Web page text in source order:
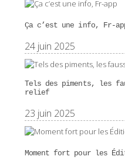
Ça c’est une info, Fr-
24 juin 2025
Tels des piments, les
relief
23 juin 2025
Moment fort pour les